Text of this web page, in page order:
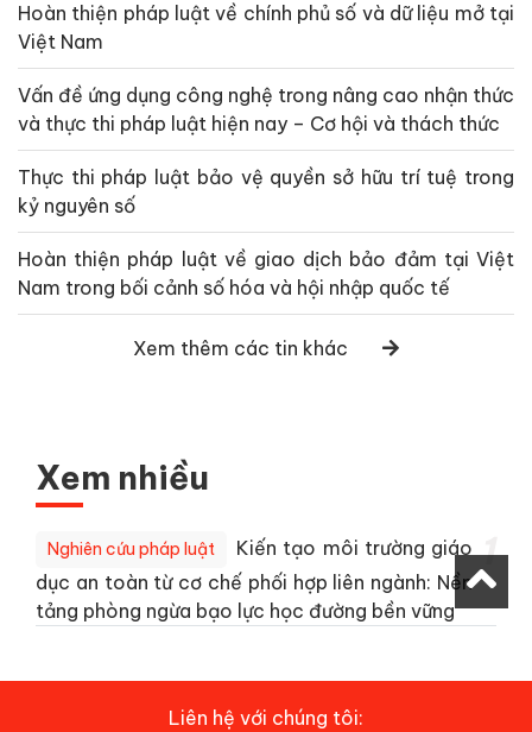
Hoàn thiện pháp luật về chính phủ số và dữ liệu mở tại
Việt Nam
Vấn đề ứng dụng công nghệ trong nâng cao nhận thức
và thực thi pháp luật hiện nay – Cơ hội và thách thức
Thực thi pháp luật bảo vệ quyền sở hữu trí tuệ trong
kỷ nguyên số
Hoàn thiện pháp luật về giao dịch bảo đảm tại Việt
Nam trong bối cảnh số hóa và hội nhập quốc tế
Xem thêm các tin khác
Xem nhiều
Nghiên cứu pháp luật
Kiến tạo môi trường giáo
dục an toàn từ cơ chế phối hợp liên ngành: Nền
tảng phòng ngừa bạo lực học đường bền vững
1
Liên hệ với chúng tôi: